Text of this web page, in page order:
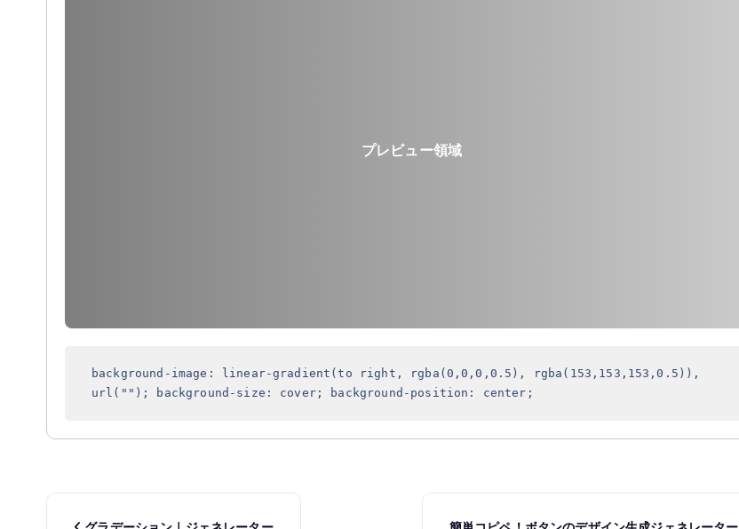
プレビュー領域
background-image: linear-gradient(to right, rgba(0,0,0,0.5), rgba(153,153,153,0.5)),
url(""); background-size: cover; background-position: center;